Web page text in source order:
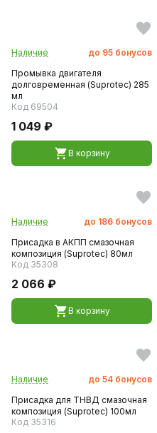
Наличие до 95 бонусов
Промывка двигателя
долговременная (Suprotec) 285
мл
Код 69504
1 049 ₽
В корзину
Наличие до 186 бонусов
Присадка в АКПП смазочная
композиция (Suprotec) 80мл
Код 35308
2 066 ₽
В корзину
Наличие до 54 бонусов
Присадка для ТНВД смазочная
композиция (Suprotec) 100мл
Код 35316